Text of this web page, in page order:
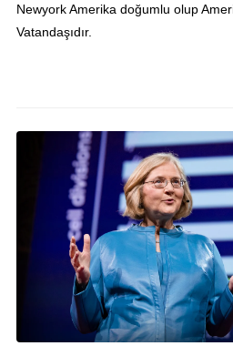
Newyork Amerika doğumlu olup
Vatandaşıdır.